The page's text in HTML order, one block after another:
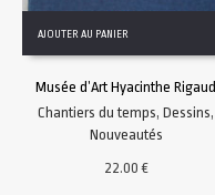
AJOUTER AU PANIER
Musée d’Art Hyacinthe Rigaud
Chantiers du temps,Dessins,
Nouveautés
22.00€